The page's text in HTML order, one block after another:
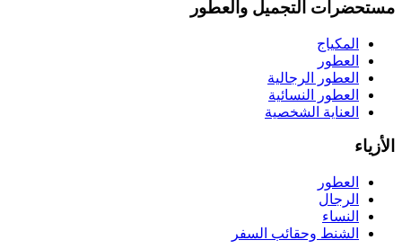
مستحضرات التجميل والعطور
المكياج
العطور
العطور الرجالية
العطور النسائية
العناية الشخصية
الأزياء
العطور
الرجال
النساء
الشنط وحقائب السفر